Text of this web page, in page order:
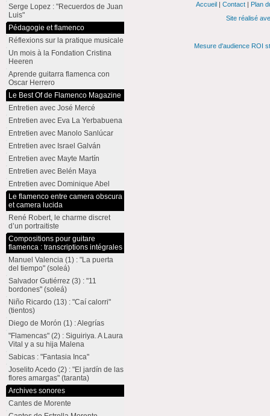
Serge Lopez : "Recuerdos de Juan
Luis"
Pédagogie et flamenco
Réflexions sur la pratique musicale
Un mois à la Fondation Cristina
Heeren
Aprende guitarra flamenca con
Oscar Herrero
Le Best Of de Flamenco Magazine
Entretien avec José Mercé
Entretien avec Eva La Yerbabuena
Entretien avec Manolo Sanlúcar
Entretien avec Israel Galván
Entretien avec Mayte Martín
Entretien avec Belén Maya
Entretien avec Dominique Abel
Le flamenco entre camera obscura
et camera lucida
René Robert, le charme discret
d’un portraitiste
Compositions pour guitare
flamenca : transcriptions intégrales
Manuel Valencia (1) : "La puerta
del tiempo" (soleá)
Salvador Gutiérrez (3) : "11
bordones" (soleá)
Niño Ricardo (13) : "Caí calorri"
(tientos)
Diego de Morón (1) : Alegrías
"Flamencas" (2) : Siguiriya. A Laura
Vital y a su hija Malena
Sabicas : "Fantasia Inca"
Joselito Acedo (2) : "El jardín de las
flores amargas" (taranta)
Archives sonores
Cantes de Morente
Accueil| Contact| Plan
Site réalisé
Mesure d'audience ROI